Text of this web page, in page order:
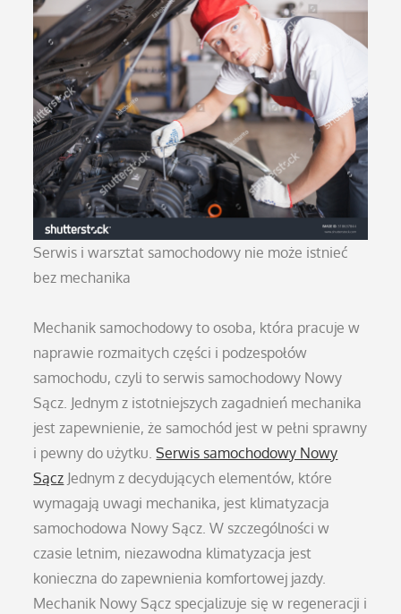
Serwis i warsztat samochodowy nie może istnieć
bez mechanika
Mechanik samochodowy to osoba, która pracuje w
naprawie rozmaitych części i podzespołów
samochodu, czyli to serwis samochodowy Nowy
Sącz. Jednym z istotniejszych zagadnień mechanika
jest zapewnienie, że samochód jest w pełni sprawny
i pewny do użytku.Serwis samochodowy Nowy
Sącz Jednym z decydujących elementów, które
wymagają uwagi mechanika, jest klimatyzacja
samochodowa Nowy Sącz. W szczególności w
czasie letnim, niezawodna klimatyzacja jest
konieczna do zapewnienia komfortowej jazdy.
Mechanik Nowy Sącz specjalizuje się w regeneracji i